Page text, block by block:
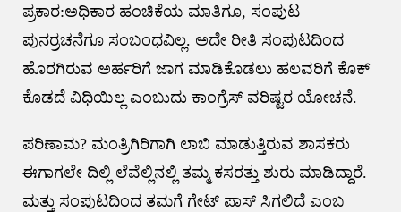
ಪ್ರಕಾರ:ಅಧಿಕಾರ ಹಂಚಿಕೆಯ ಮಾತಿಗೂ, ಸಂಪುಟ
ಪುನರ್ರಚನೆಗೂ ಸಂಬಂಧವಿಲ್ಲ. ಅದೇ ರೀತಿ ಸಂಪುಟದಿಂದ
ಹೊರಗಿರುವ ಅರ್ಹರಿಗೆ ಜಾಗ ಮಾಡಿಕೊಡಲು ಹಲವರಿಗೆ ಕೊಕ್
ಕೊಡದೆ ವಿಧಿಯಿಲ್ಲ ಎಂಬುದು ಕಾಂಗ್ರೆಸ್ ವರಿಷ್ಟರ ಯೋಚನೆ.
ಪರಿಣಾಮ? ಮಂತ್ರಿಗಿರಿಗಾಗಿ ಲಾಬಿ ಮಾಡುತ್ತಿರುವ ಶಾಸಕರು
ಈಗಾಗಲೇ ದಿಲ್ಲಿ ಲೆವೆಲ್ಲಿನಲ್ಲಿ ತಮ್ಮ ಕಸರತ್ತು ಶುರು ಮಾಡಿದ್ದಾರೆ.
ಮತ್ತು ಸಂಪುಟದಿಂದ ತಮಗೆ ಗೇಟ್ ಪಾಸ್ ಸಿಗಲಿದೆ ಎಂಬ